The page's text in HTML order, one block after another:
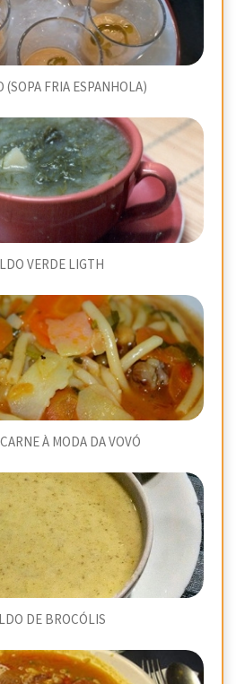
(SOPA FRIA ESPANHOLA)
VERDE LIGTH
À MODA DA VOVÓ
DE BROCÓLIS